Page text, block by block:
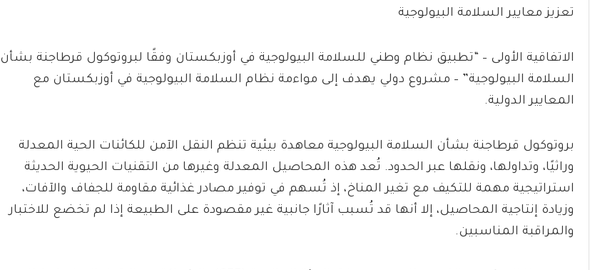
تعزيز معايير السلامة البيولوجية
الاتفاقية الأولى – “تطبيق نظام وطني للسلامة البيولوجية في أوزبكستان وفقًا لبروتوكول قرطاجنة بشأن
السلامة البيولوجية” – مشروع دولي يهدف إلى مواءمة نظام السلامة البيولوجية في أوزبكستان مع
المعايير الدولية.
بروتوكول قرطاجنة بشأن السلامة البيولوجية معاهدة بيئية تنظم النقل الآمن للكائنات الحية المعدلة
وراثيًا، وتداولها، ونقلها عبر الحدود. تُعد هذه المحاصيل المعدلة وغيرها من التقنيات الحيوية الحديثة
استراتيجية مهمة للتكيف مع تغير المناخ، إذ تُسهم في توفير مصادر غذائية مقاومة للجفاف والآفات،
وزيادة إنتاجية المحاصيل، إلا أنها قد تُسبب آثارًا جانبية غير مقصودة على الطبيعة إذا لم تخضع للاختبار
والمراقبة المناسبين.